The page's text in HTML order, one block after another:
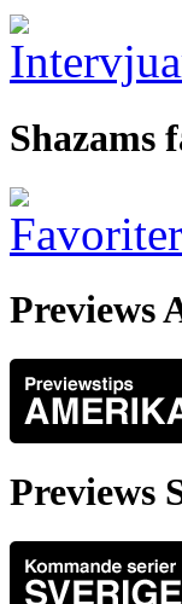
Shazams
Previews
Previews